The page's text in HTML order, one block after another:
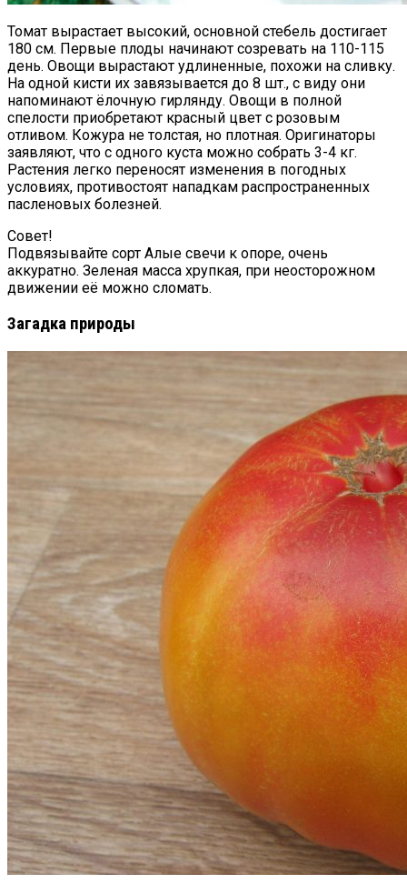
Томат вырастает высокий, основной стебель достигает
180 см. Первые плоды начинают созревать на 110-115
день. Овощи вырастают удлиненные, похожи на сливку.
На одной кисти их завязывается до 8 шт., с виду они
напоминают ёлочную гирлянду. Овощи в полной
спелости приобретают красный цвет с розовым
отливом. Кожура не толстая, но плотная. Оригинаторы
заявляют, что с одного куста можно собрать 3-4 кг.
Растения легко переносят изменения в погодных
условиях, противостоят нападкам распространенных
пасленовых болезней.
Совет!
Подвязывайте сорт Алые свечи к опоре, очень
аккуратно. Зеленая масса хрупкая, при неосторожном
движении её можно сломать.
Загадка природы